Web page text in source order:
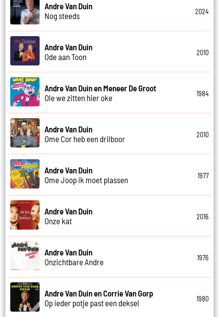
Andre Van Duin
Nog steeds
2024
Andre Van Duin
Ode aan Toon
2010
Andre Van Duin en Meneer De Groot
Ole we zitten hier oke
1984
Andre Van Duin
Ome Cor heb een drilboor
2010
Andre Van Duin
Ome Joop ik moet plassen
1977
Andre Van Duin
Onze kat
2016
Andre Van Duin
Onzichtbare Andre
1976
Andre Van Duin en Corrie Van Gorp
Op ieder potje past een deksel
1980